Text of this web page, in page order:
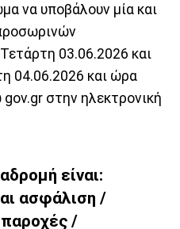
να υποβάλουν μία και
03.06.2026 και
04.06.2026 και ώρα
στην ηλεκτρονική
είναι:
ασφάλιση /
/